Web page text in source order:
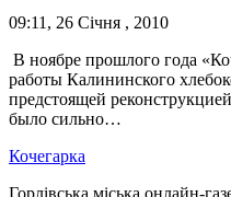
09:11, 26 Січня , 2010
В ноябре прошлого года
работы Калининского
предстоящей
было сильно…
Кочегарка
Горлівська міська онлайн-